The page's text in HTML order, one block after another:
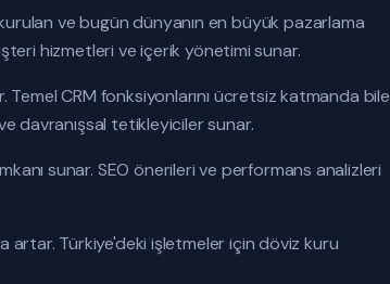
ve bugün dünyanın en büyük pazarlama
hizmetleri ve içerik yönetimi sunar.
CRM fonksiyonlarını ücretsiz katmanda bile
davranışsal tetikleyiciler sunar.
sunar. SEO önerileri ve performans analizleri
artar. Türkiye'deki işletmeler için döviz kuru